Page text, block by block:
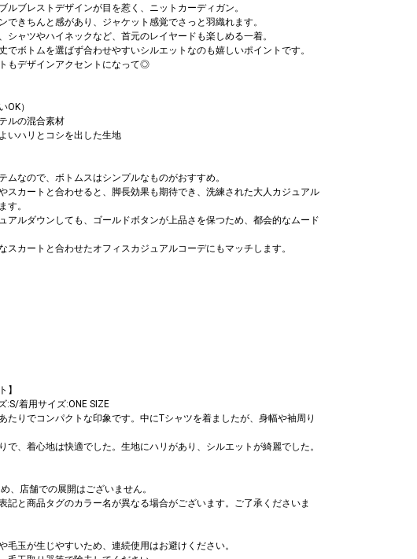
ルブレストデザインが目を惹く、ニットカーディガン。
できちんと感があり、ジャケット感覚でさっと羽織れます。
シャツやハイネックなど、首元のレイヤードも楽しめる一着。
でボトムを選ばず合わせやすいシルエットなのも嬉しいポイントです。
もデザインアクセントになって◎
OK）
ルの混合素材
いハリとコシを出した生地
ムなので、ボトムスはシンプルなものがおすすめ。
スカートと合わせると、脚長効果も期待でき、洗練された大人カジュアル
す。
アルダウンしても、ゴールドボタンが上品さを保つため、都会的なムード
スカートと合わせたオフィスカジュアルコーデにもマッチします。
】
着用サイズ:ONE SIZE
たりでコンパクトな印象です。中にTシャツを着ましたが、身幅や袖周り
で、着心地は快適でした。生地にハリがあり、シルエットが綺麗でした。
、店舗での展開はございません。
と商品タグのカラー名が異なる場合がございます。ご了承くださいま
玉が生じやすいため、連続使用はお避けください。